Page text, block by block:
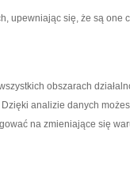
upewniając się, że są one
obszarach
analizie danych
na zmieniające się